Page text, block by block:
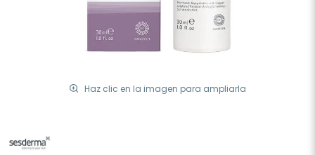
Haz clic en la imagen para ampliarla